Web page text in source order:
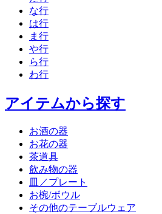
な行
は行
ま行
や行
ら行
わ行
アイテムから探す
お酒の器
お花の器
茶道具
飲み物の器
皿／プレート
お椀/ボウル
その他のテーブルウェア